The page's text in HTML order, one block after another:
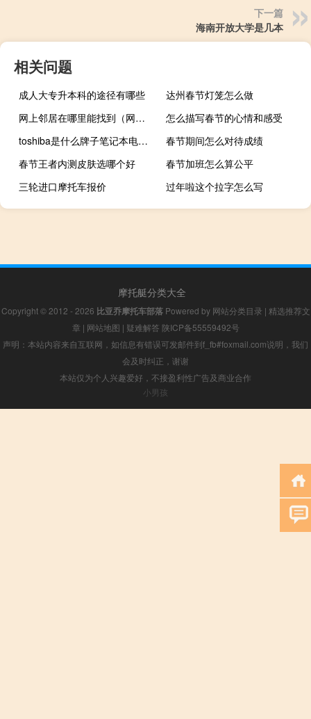
下一篇
海南开放大学是几本
相关问题
成人大专升本科的途径有哪些
达州春节灯笼怎么做
网上邻居在哪里能找到（网上邻居在哪里）
怎么描写春节的心情和感受
toshiba是什么牌子笔记本电脑（toshiba是什么牌子）
春节期间怎么对待成绩
春节王者内测皮肤选哪个好
春节加班怎么算公平
三轮进口摩托车报价
过年啦这个拉字怎么写
摩托艇分类大全
Copyright © 2012 - 2026 比亚乔摩托车部落Powered by 网站分类目录 | 精选推荐文
章 | 网站地图 | 疑难解答 陕ICP备55559492号
声明：本站内容来自互联网，如信息有错误可发邮件到f_fb#foxmail.com说明，我们
会及时纠正，谢谢
本站仅为个人兴趣爱好，不接盈利性广告及商业合作
小男孩